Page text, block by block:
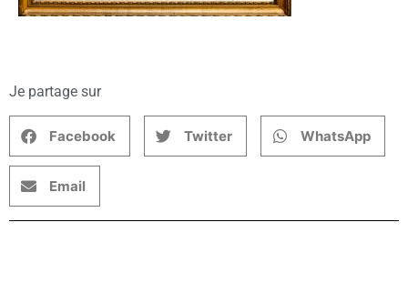
Je partage sur
Facebook Twitter WhatsApp
Email